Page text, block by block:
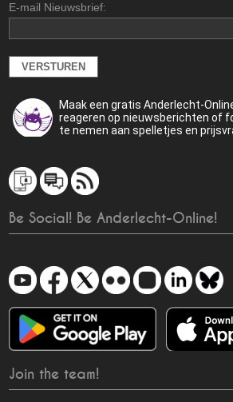
E-mail Nieuwsbrief:
Maak een gratis Anderlecht-
reageren op nieuwsberichten of
te nemen aan spelletjes en
Be Social! Be Anderlecht-Online!
Join the team!